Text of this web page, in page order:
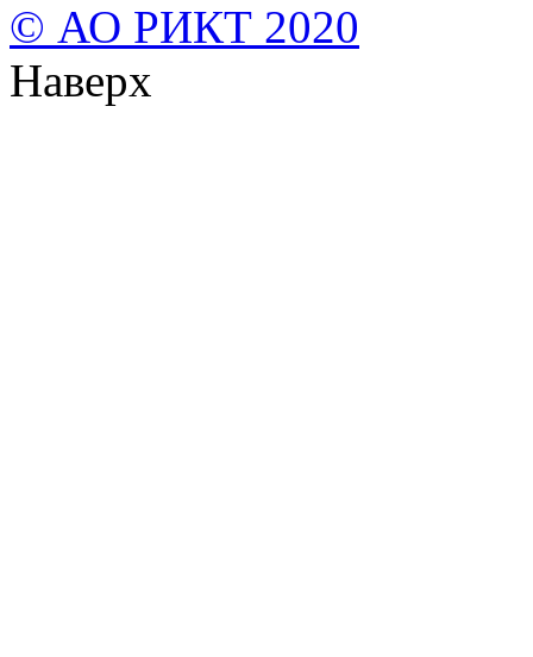
© АО РИКТ 2020
Наверх